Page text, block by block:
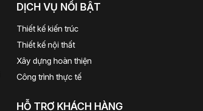
DỊCH VỤ NỔI BẬT
Thiết kế kiến trúc
Thiết kế nội thất
Xây dựng hoàn thiện
Công trình thực tế
HỖ TRỢ KHÁCH HÀNG